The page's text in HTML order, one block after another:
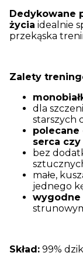
Dedykowane
życia idealnie
przekąska
Zalety
dla
starszych
polecane
serca
bez
małe,
jednego
wygodne
Skład: 99%